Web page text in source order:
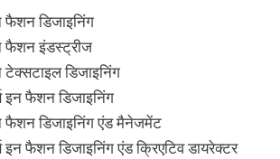
डिजाइनिंग
फैशन इंडस्ट्रीज
डिजाइनिंग
इन फैशन डिजाइनिंग
फैशन डिजाइनिंग एंड मैनेजमेंट
इन फैशन डिजाइनिंग एंड क्रिएटिव डायरेक्टर